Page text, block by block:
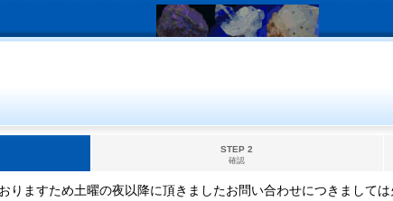
STEP 2
確認
りますため土曜の夜以降に頂きましたお問い合わせにつきましては